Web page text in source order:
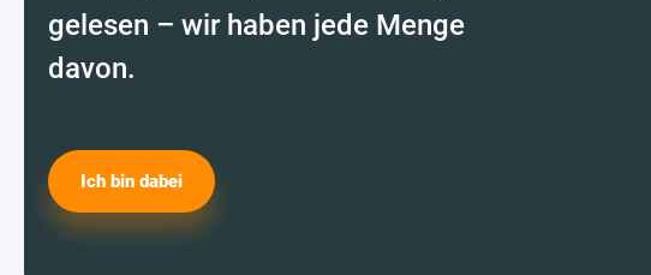
gelesen – wir haben jede Menge
davon.
Ich bin dabei